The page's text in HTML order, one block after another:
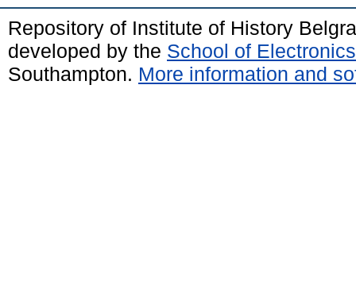
Repository of Institute of History
developed by the School of
Southampton. More information and